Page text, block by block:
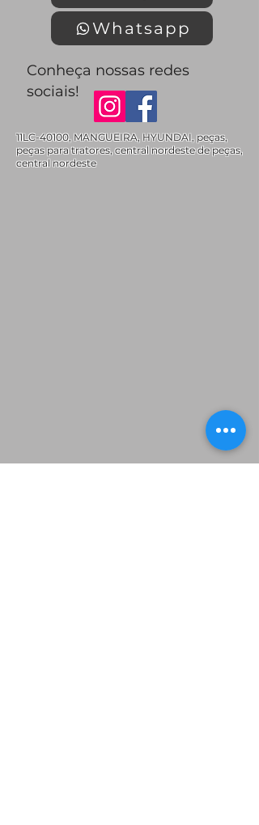
Whatsapp
Conheça nossas redes
sociais!
11LC-40100, MANGUEIRA, HYUNDAI, peças,
peças para tratores, central nordeste de peças,
central nordeste